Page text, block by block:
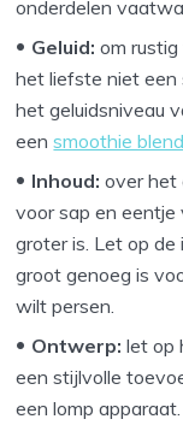
onderdelen
Geluid:om
het liefste niet een
het geluidsniveau
eensmoothie
Inhoud:over het
voor sap en eentje
groter is. Let op
groot genoeg is
wilt persen.
Ontwerp:let op
een stijlvolle
een lomp